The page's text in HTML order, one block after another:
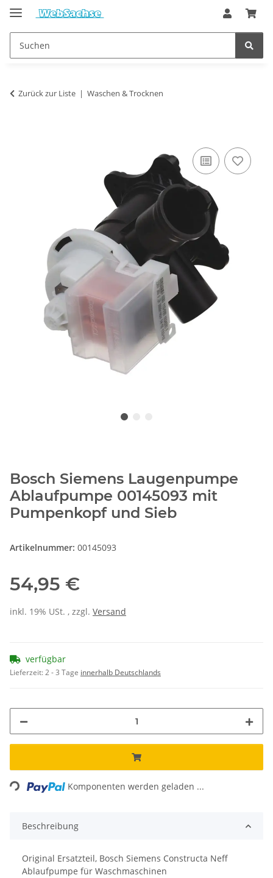
Zurück zur Liste Waschen & Trocknen
Bosch Siemens Laugenpumpe
Ablaufpumpe 00145093 mit
Pumpenkopf und Sieb
Artikelnummer: 00145093
54,95 €
inkl. 19% USt. , zzgl. Versand
verfügbar
Lieferzeit:2 - 3 Tage innerhalb Deutschlands
Komponenten werden geladen ...
Beschreibung
Original Ersatzteil, Bosch Siemens Constructa Neff
Ablaufpumpe für Waschmaschinen